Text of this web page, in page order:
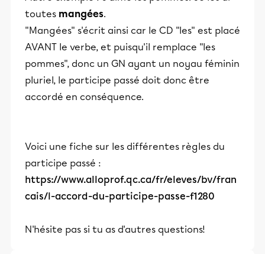
toutes mangées.
"Mangées" s'écrit ainsi car le CD "les" est placé
AVANT le verbe, et puisqu'il remplace "les
pommes", donc un GN ayant un noyau féminin
pluriel, le participe passé doit donc être
accordé en conséquence.
Voici une fiche sur les différentes règles du
participe passé :
https://www.alloprof.qc.ca/fr/eleves/bv/fran
cais/l-accord-du-participe-passe-f1280
N'hésite pas si tu as d'autres questions!